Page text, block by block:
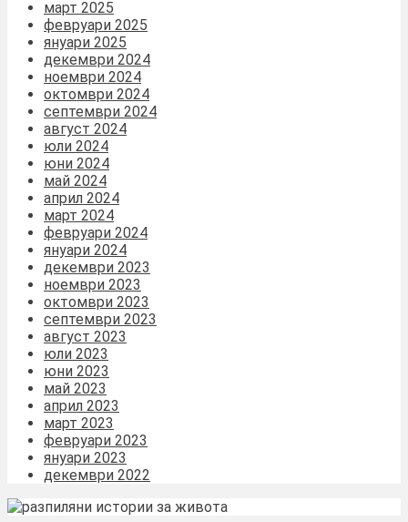
март 2025
февруари 2025
януари 2025
декември 2024
ноември 2024
октомври 2024
септември 2024
август 2024
юли 2024
юни 2024
май 2024
април 2024
март 2024
февруари 2024
януари 2024
декември 2023
ноември 2023
октомври 2023
септември 2023
август 2023
юли 2023
юни 2023
май 2023
април 2023
март 2023
февруари 2023
януари 2023
декември 2022